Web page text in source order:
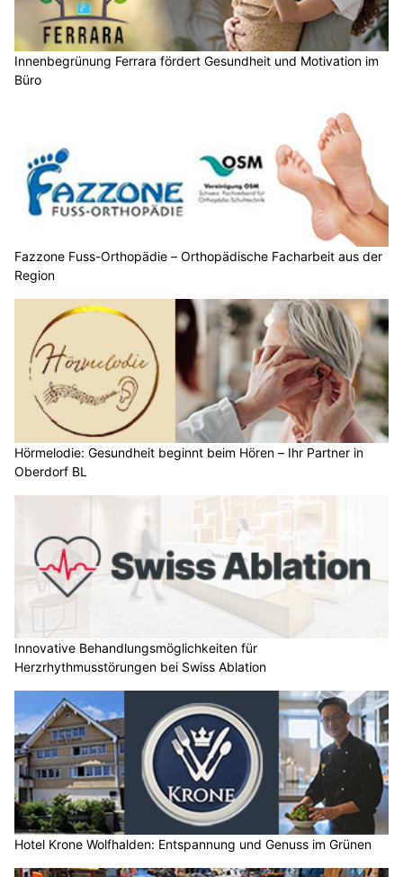
Innenbegrünung Ferrara fördert Gesundheit und Motivation im
Büro
Fazzone Fuss-Orthopädie – Orthopädische Facharbeit aus der
Region
Hörmelodie: Gesundheit beginnt beim Hören – Ihr Partner in
Oberdorf BL
Innovative Behandlungsmöglichkeiten für
Herzrhythmusstörungen bei Swiss Ablation
Hotel Krone Wolfhalden: Entspannung und Genuss im Grünen